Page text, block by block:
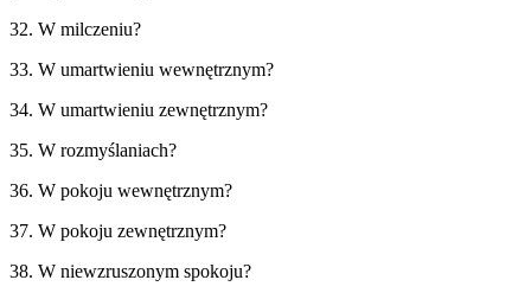
32. W milczeniu?
33. W umartwieniu wewnętrznym?
34. W umartwieniu zewnętrznym?
35. W rozmyślaniach?
36. W pokoju wewnętrznym?
37. W pokoju zewnętrznym?
38. W niewzruszonym spokoju?